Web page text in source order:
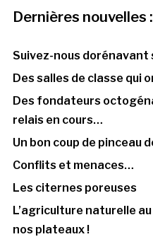
Dernières nouvelles :
Suivez-nous dorénavant
Des salles de classe qui
Des fondateurs
relais en cours…
Un bon coup de pinceau
Conflits et menaces…
Les citernes poreuses
L’agriculture naturelle
nos plateaux !